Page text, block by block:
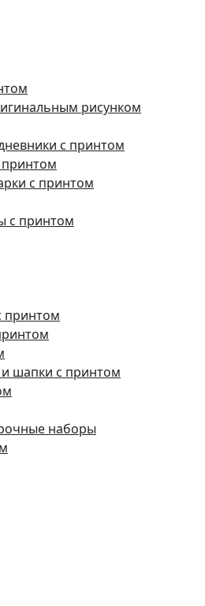
рисунком
с принтом
принтом
с принтом
с принтом
принтом
шапки с принтом
наборы